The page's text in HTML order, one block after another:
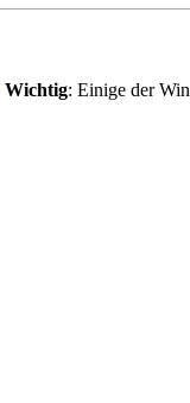
Wichtig: Einige der